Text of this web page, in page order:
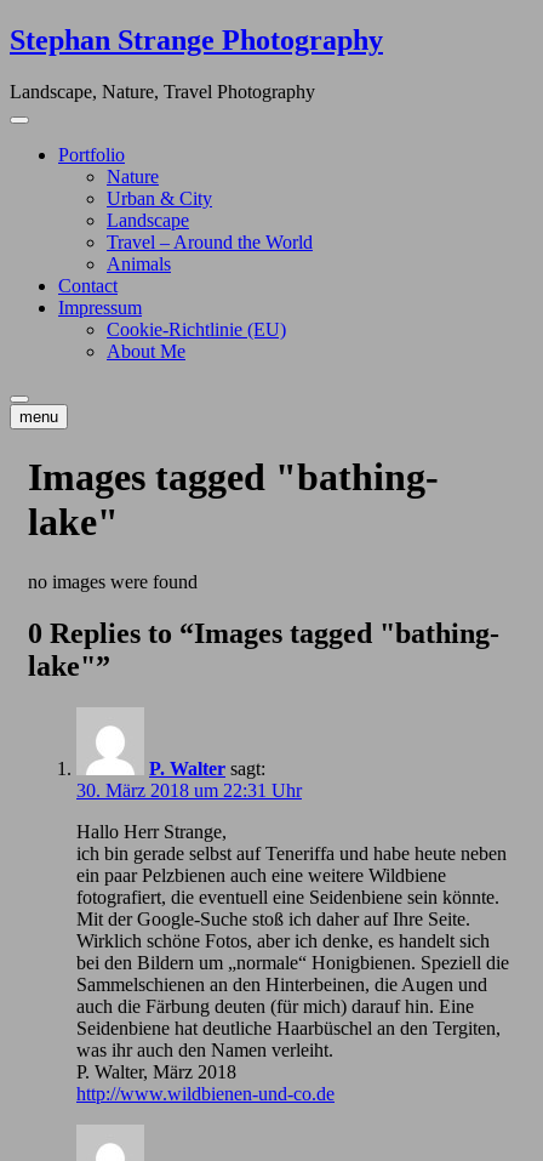
Skip
to
Stephan Strange Photography
Landscape, Nature, Travel Photography
Portfolio
Nature
Urban & City
Landscape
Travel – Around the World
Animals
Contact
Impressum
Cookie-Richtlinie (EU)
About Me
menu
Images tagged "bathing-
lake"
no images were found
0 Replies to “Images tagged "bathing-
lake"”
P. Walter sagt:
30. März 2018 um 22:31 Uhr
Hallo Herr Strange,
ich bin gerade selbst auf Teneriffa und habe heute neben
ein paar Pelzbienen auch eine weitere Wildbiene
fotografiert, die eventuell eine Seidenbiene sein könnte.
Mit der Google-Suche stoß ich daher auf Ihre Seite.
Wirklich schöne Fotos, aber ich denke, es handelt sich
bei den Bildern um „normale“ Honigbienen. Speziell die
Sammelschienen an den Hinterbeinen, die Augen und
auch die Färbung deuten (für mich) darauf hin. Eine
Seidenbiene hat deutliche Haarbüschel an den Tergiten,
was ihr auch den Namen verleiht.
P. Walter, März 2018
http://www.wildbienen-und-co.de